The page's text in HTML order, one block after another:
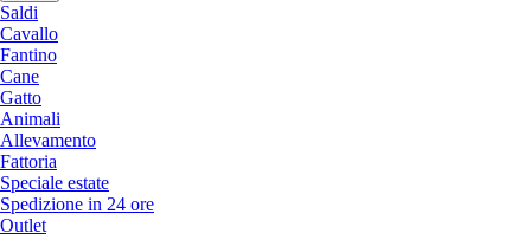
Saldi
Cavallo
Fantino
Cane
Gatto
Animali
Allevamento
Fattoria
Speciale estate
Spedizione in 24 ore
Outlet